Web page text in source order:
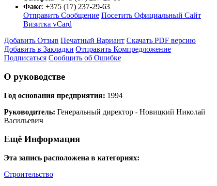
Факс: +375 (17) 237-29-63
Отправить Сообщение Посетить Официальный Сайт
Визитка vCard
Добавить Отзыв Печатный Вариант Скачать PDF версию
Добавить в Закладки Отправить Компредложение
Подписаться Сообщить об Ошибке
О руководстве
Год основания предприятия: 1994
Руководитель: Генеральный директор - Новицкий Николай
Васильевич
Ещё Информация
Эта запись расположена в категориях:
Строительство